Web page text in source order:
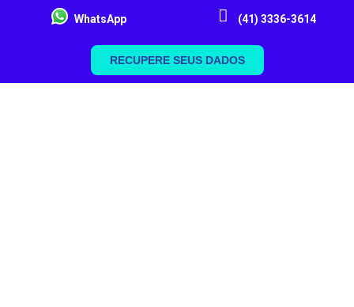
WhatsApp (41) 3336-3614
RECUPERE SEUS DADOS